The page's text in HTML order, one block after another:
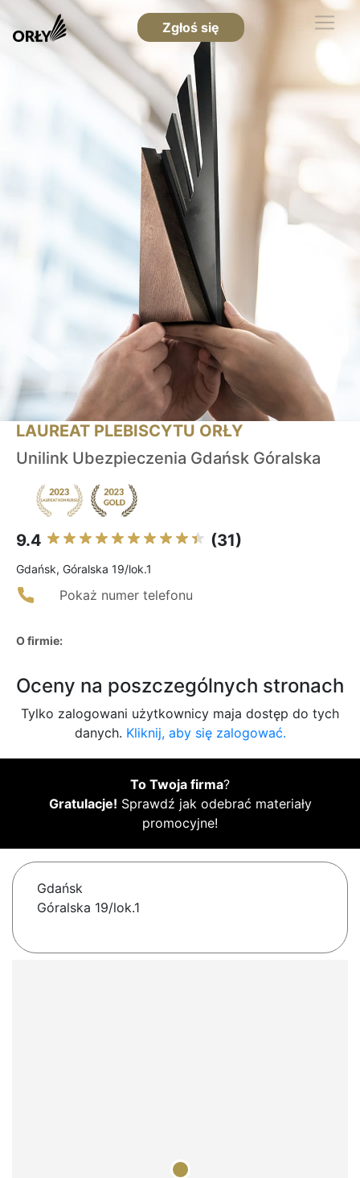
Zgłoś się
LAUREAT PLEBISCYTU ORŁY
Unilink Ubezpieczenia Gdańsk Góralska
9.4 (31)
Gdańsk, Góralska 19/lok.1
Pokaż numer telefonu
O firmie:
Oceny na poszczególnych stronach
Tylko zalogowani użytkownicy maja dostęp do tych
danych. Kliknij, aby się zalogować.
To Twoja firma?
Gratulacje! Sprawdź jak odebrać materiały
promocyjne!
Gdańsk
Góralska 19/lok.1